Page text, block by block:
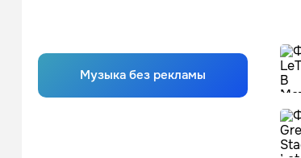
Музыка без рекламы